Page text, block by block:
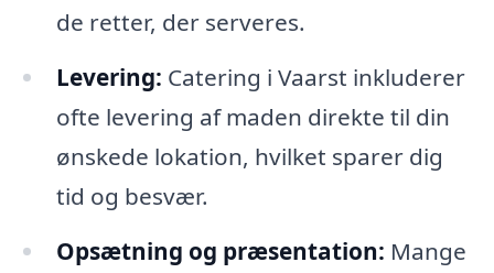
de retter, der serveres.
Levering: Catering i Vaarst inkluderer
ofte levering af maden direkte til din
ønskede lokation, hvilket sparer dig
tid og besvær.
Opsætning og præsentation: Mange